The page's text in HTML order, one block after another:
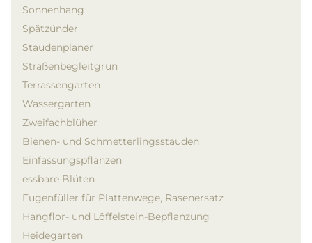
Sonnenhang
Spätzünder
Staudenplaner
Straßenbegleitgrün
Terrassengarten
Wassergarten
Zweifachblüher
Bienen- und Schmetterlingsstauden
Einfassungspflanzen
essbare Blüten
Fugenfüller für Plattenwege, Rasenersatz
Hangflor- und Löffelstein-Bepflanzung
Heidegarten